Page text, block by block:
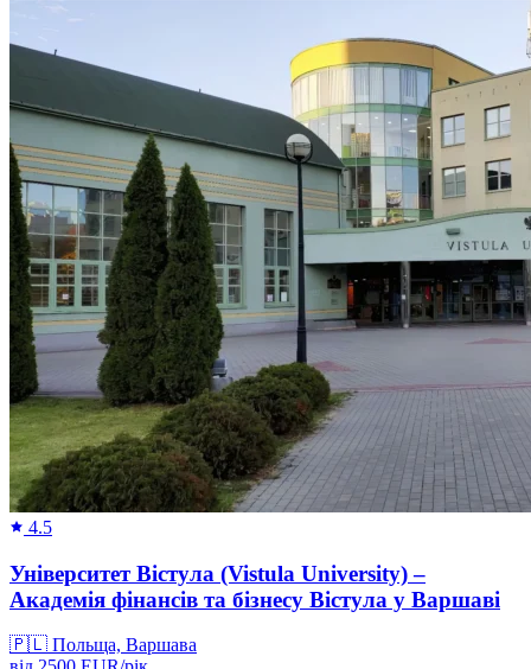
4.5
Університет Вістула (Vistula University) –
Академія фінансів та бізнесу Вістула у Варшаві
🇵🇱 Польща, Варшава